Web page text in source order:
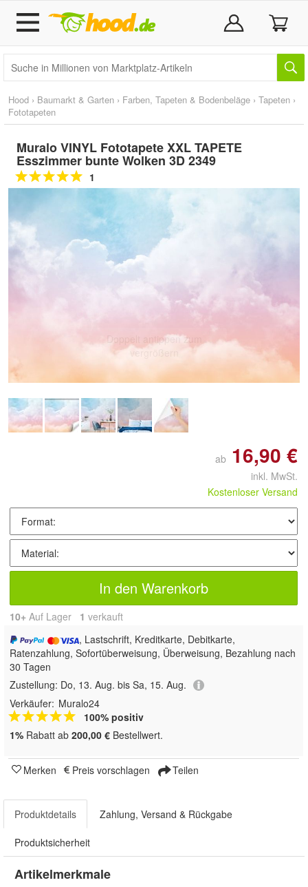
Hood › Baumarkt & Garten › Farben, Tapeten & Bodenbeläge › Tapeten ›
Fototapeten
Muralo VINYL Fototapete XXL TAPETE
Esszimmer bunte Wolken 3D 2349
1
Doppelt antippen zum
vergrößern
ab 16,90 €
inkl. MwSt.
Kostenloser Versand
In den Warenkorb
10+ Auf Lager 1 verkauft
, Lastschrift, Kreditkarte, Debitkarte,
Ratenzahlung, Sofortüberweisung, Überweisung, Bezahlung nach
30 Tagen
Zustellung: Do, 13. Aug. bis Sa, 15. Aug.
Verkäufer: Muralo24
100% positiv
1% Rabatt ab 200,00 € Bestellwert.
Merken Preis vorschlagen Teilen
Produktdetails Zahlung, Versand & Rückgabe
Produktsicherheit
Artikelmerkmale